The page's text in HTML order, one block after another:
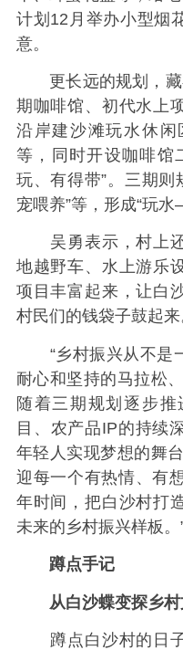
计划12月举办小型烟
意。
更长远的规划，藏
期咖啡馆、初代水上
沿岸建沙滩玩水休闲
等，同时开设咖啡馆
玩、有得带”。三期则
宠喂养”等，形成“玩
吴勇表示，村上还
地越野车、水上游乐
项目丰富起来，让白
村民们的钱袋子鼓起来
“乡村振兴从不是
耐心和坚持的马拉松
随着三期规划逐步
目、农产品IP的持续
年轻人实现梦想的舞
迎每一个有热情、有
年时间，把白沙村打
未来的乡村振兴样板。
蹲点手记
从白沙蝶变探乡村
蹲点白沙村的日子